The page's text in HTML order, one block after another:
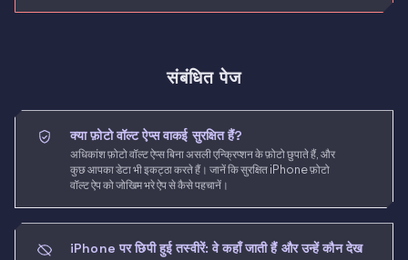
संबंधित पेज
क्या फ़ोटो वॉल्ट ऐप्स वाकई सुरक्षित हैं?
अधिकांश फ़ोटो वॉल्ट ऐप्स बिना असली एन्क्रिप्शन के फ़ोटो छुपाते हैं, और
कुछ आपका डेटा भी इकट्ठा करते हैं। जानें कि सुरक्षित iPhone फ़ोटो
वॉल्ट ऐप को जोखिम भरे ऐप से कैसे पहचानें।
iPhone पर छिपी हुई तस्वीरें: वे कहाँ जाती हैं और उन्हें कौन देख